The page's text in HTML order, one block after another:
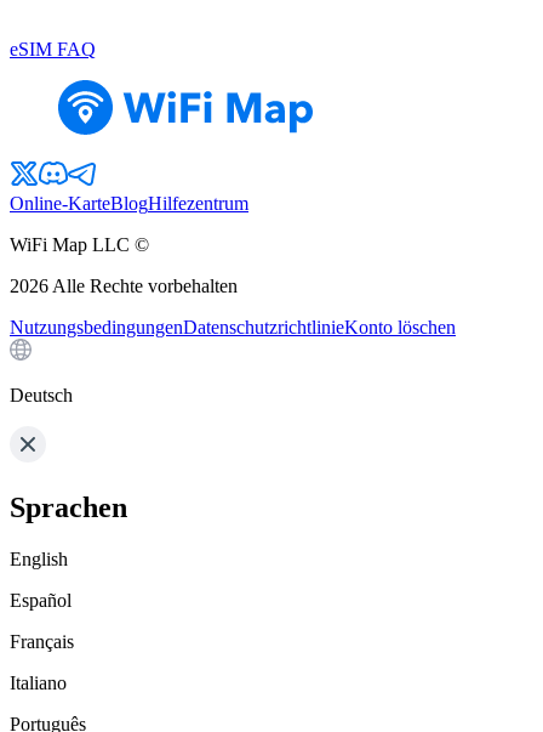
eSIM FAQ
Online-KarteBlogHilfezentrum
WiFi Map LLC ©
2026 Alle Rechte vorbehalten
NutzungsbedingungenDatenschutzrichtlinieKonto löschen
Deutsch
Sprachen
English
Español
Français
Italiano
Português